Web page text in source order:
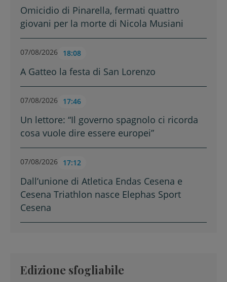
Omicidio di Pinarella, fermati quattro
giovani per la morte di Nicola Musiani
07/08/2026 18:08
A Gatteo la festa di San Lorenzo
07/08/2026 17:46
Un lettore: “Il governo spagnolo ci ricorda
cosa vuole dire essere europei”
07/08/2026 17:12
Dall’unione di Atletica Endas Cesena e
Cesena Triathlon nasce Elephas Sport
Cesena
Edizione sfogliabile